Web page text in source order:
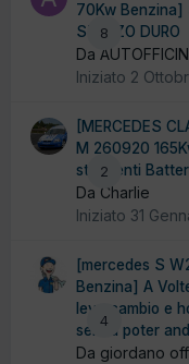
8
70Kw Benzina]
STERZO DURO
Da
Iniziato 2
2
[MERCEDES
M 260920
strumenti
Da Charlie
Iniziato 31
4
[mercedes S
Benzina] A
leva cambio e
senza poter
Da giordano